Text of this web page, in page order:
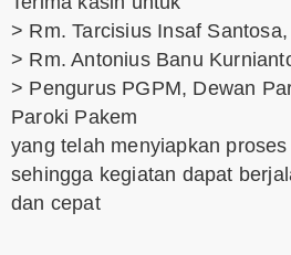
> Rm. Tarcisius Insaf
> Rm. Antonius Banu
> Pengurus PGPM, Dewan
Paroki Pakem
yang telah menyiapkan
sehingga kegiatan dapat
dan cepat